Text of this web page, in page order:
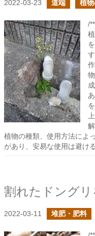
2022-03-23 道端 植
/**
植物の種類、使用方法によ
があり、安易な使用は避け
2022-03-11 堆肥・肥料